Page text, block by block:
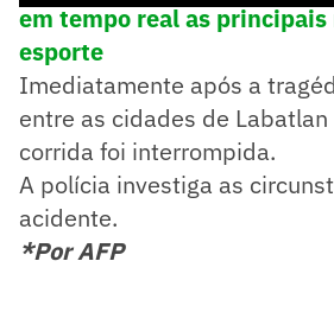
em tempo real as
esporte
Imediatamente após a
entre as cidades de Labatlan
corrida foi interrompida.
A polícia investiga as
acidente.
*Por AFP